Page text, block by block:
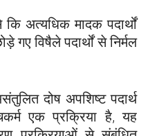
अत्यधिक मादक पदार्थों
गए विषैले पदार्थों से निर्मल
दोष अपशिष्ट पदार्थ
एक प्रक्रिया है, यह